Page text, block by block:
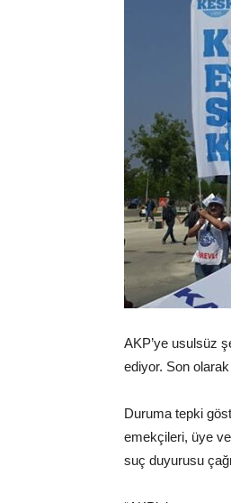
AKP’ye usulsüz
ediyor. Son
Duruma tepki
emekçileri, üye ve
suç duyurusu